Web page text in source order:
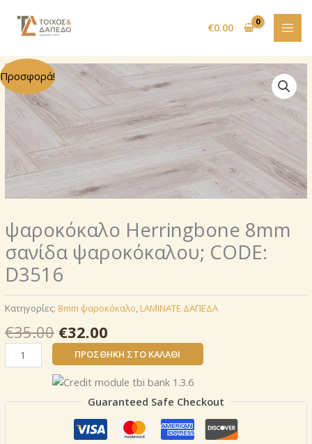
περιεχόμενο
€0.00
Προσφορά!
ψαροκόκαλο Herringbone 8mm
σανίδα ψαροκόκαλου; CODE:
D3516
Κατηγορίες: 8mm ψαροκόκαλο, LAMINATE ΔΑΠΕΔΑ
€35.00 Original
price
was:
€35.00.
€32.00
τρέχουσα
τιμή
είναι:
€32.00.
ψαροκόκαλο
Herringbone
ΠΡΟΣΘΉΚΗ ΣΤΟ ΚΑΛΆΘΙ
Guaranteed Safe Checkout